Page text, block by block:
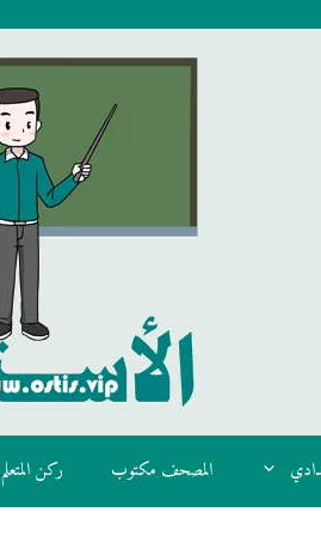
المصحف مكتوب ركن المتعلم